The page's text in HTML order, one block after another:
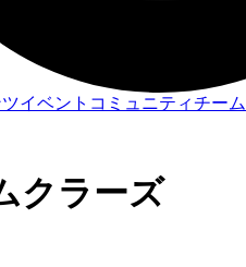
イベント コミュニティチーム
クラーズ